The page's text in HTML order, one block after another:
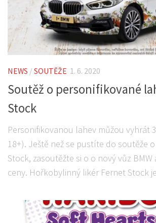
NEWS / SOUTĚŽE 1. 6. 2020
Soutěž o personifikované
Stock
Personifikovanou lahev můžou vyhrát
18+). Ještě než se pustíte do soutěže
Stock, zasoutěžte si o o nový vůz
ceny. Hořkobylinný likér Fernet Stock